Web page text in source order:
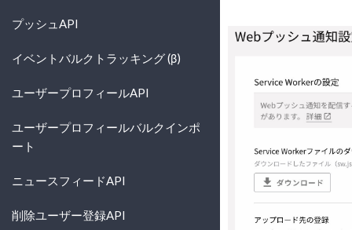
プッシュAPI
イベントバルクトラッキング (β)
ユーザープロフィールAPI
ユーザープロフィールバルクインポ
ート
ニュースフィードAPI
削除ユーザー登録API